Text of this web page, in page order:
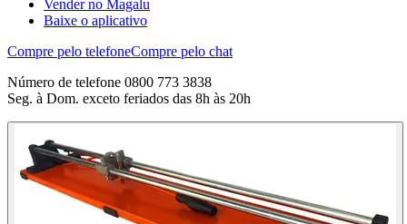
Vender no Magalu
Baixe o aplicativo
Compre pelo telefoneCompre pelo chat
Número de telefone 0800 773 3838
Seg. à Dom. exceto feriados das 8h às 20h